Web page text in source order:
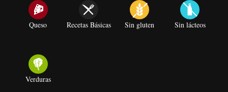
Queso Recetas Básicas Sin gluten Sin lácteos
Verduras